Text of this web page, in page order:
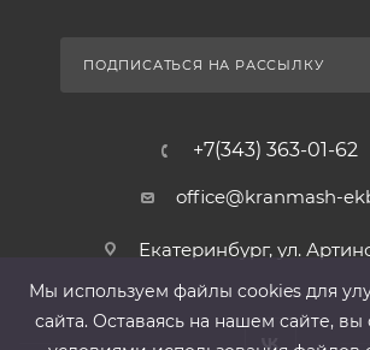
ПОДПИСАТЬСЯ НА РАССЫЛКУ
+7(343) 363-01-62
office@kranmash-
Екатеринбург, ул.
Мы используем файлы cооkies для
сайта. Оставаясь на нашем сайте, вы